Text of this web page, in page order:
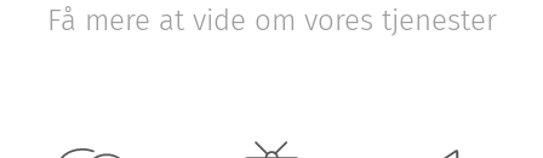
Få mere at vide om vores tjenester